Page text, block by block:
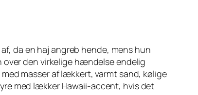
da en haj angreb hende, mens hun
over den virkelige hændelse endelig
masser af lækkert, varmt sand, kølige
med lækker Hawaii-accent, hvis det